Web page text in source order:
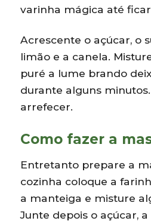
varinha mágica até
Acrescente o açúcar, o
limão e a canela.
puré a lume brando
durante alguns
arrefecer.
Como fazer a
Entretanto prepare a
cozinha coloque a
a manteiga e misture
Junte depois o açúcar,